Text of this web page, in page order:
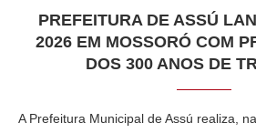
PREFEITURA DE ASSÚ
2026 EM MOSSORÓ COM
DOS 300 ANOS DE
A Prefeitura Municipal de Assú realiza,